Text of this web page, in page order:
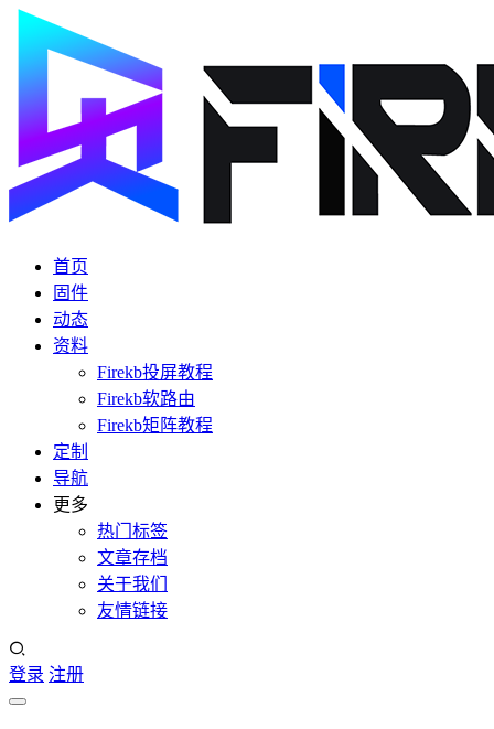
首页
固件
动态
资料
Firekb投屏教程
Firekb软路由
Firekb矩阵教程
定制
导航
更多
热门标签
文章存档
关于我们
友情链接
登录 注册